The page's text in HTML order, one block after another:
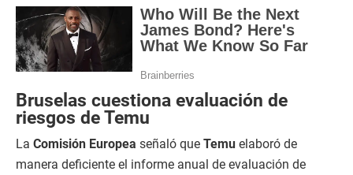
Bruselas cuestiona evaluación de
riesgos de Temu
La Comisión Europea señaló que Temu elaboró de
manera deficiente el informe anual de evaluación de